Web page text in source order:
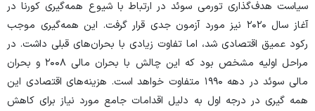
سیاست هدف‌گذاری تورمی سوئد در ارتباط با شیوع همه‌گیری کورنا در
آغاز سال ۲۰۲۰ نیز مورد آزمون جدی قرار گرفت. این همه‌گیری موجب
رکود عمیق اقتصادی شد، اما تفاوت زیادی با بحران‌های قبلی داشت. در
مراحل اولیه مشخص بود که این چالش با بحران مالی ۲۰۰۸ و بحران
مالی سوئد در دهه ۱۹۹۰ متفاوت خواهد است. هزینه‌های اقتصادی این
همه گیری در درجه اول به دلیل اقدامات جامع مورد نیاز برای کاهش